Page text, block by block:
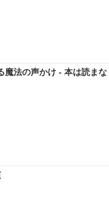
魔法の声かけ - 本は読ま